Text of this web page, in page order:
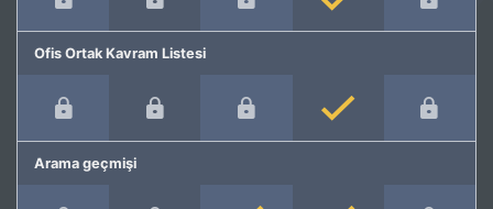
Ofis Ortak Kavram Listesi
Arama geçmişi